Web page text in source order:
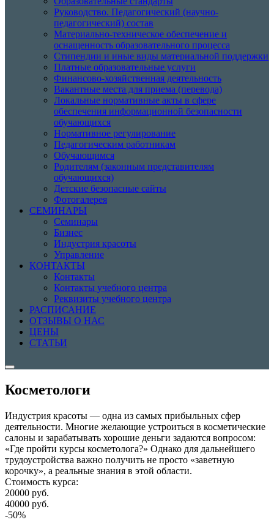
Руководство. Педагогический (научно-
педагогический) состав
Материально-техническое обеспечение и
оснащенность образовательного процесса
Стипендии и иные виды материальной поддержки
Платные образовательные услуги
Финансово-хозяйственная деятельность
Вакантные места для приема (перевода)
Локальные нормативные акты в сфере
обеспечения информационной безопасности
обучающихся
Нормативное регулирование
Педагогическим работникам
Обучающимся
Родителям (законным представителям
обучающихся)
Детские безопасные сайты
Фотогалерея
СЕМИНАРЫ
Семинары
Бизнес
Индустрия красоты
Управление
КОНТАКТЫ
Контакты
Контакты учебного центра
Реквизиты учебного центра
РАСПИСАНИЕ
ОТЗЫВЫ О НАС
ЦЕНЫ
СТАТЬИ
Косметологи
Индустрия красоты — одна из самых прибыльных сфер
деятельности. Многие желающие устроиться в косметические
салоны и зарабатывать хорошие деньги задаются вопросом:
«Где пройти курсы косметолога?» Однако для дальнейшего
трудоустройства важно получить не просто «заветную
корочку», а реальные знания в этой области.
Стоимость курса:
20000 руб.
40000 руб.
-50%